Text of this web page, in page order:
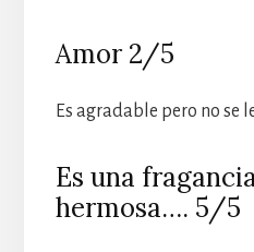
Amor 2/5
Es agradable pero no se
Es una
hermosa…. 5/5